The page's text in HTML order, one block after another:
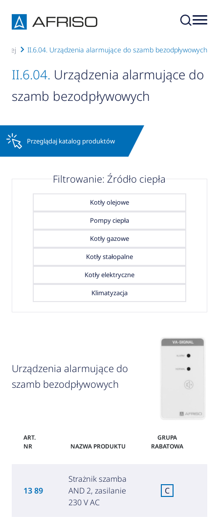
II.6.04. Urządzenia alarmujące do szamb bezodpływowych
II.6.04. Urządzenia alarmujące do
szamb bezodpływowych
Przeglądaj katalog produktów
Filtrowanie: Źródło ciepła
Kotły olejowe
Pompy ciepła
Kotły gazowe
Kotły stałopalne
Kotły elektryczne
Klimatyzacja
Urządzenia alarmujące do
szamb bezodpływowych
ART.
NR
NAZWA PRODUKTU
GRUPA
RABATOWA
13 89
Strażnik szamba
AND 2, zasilanie
230 V AC
C